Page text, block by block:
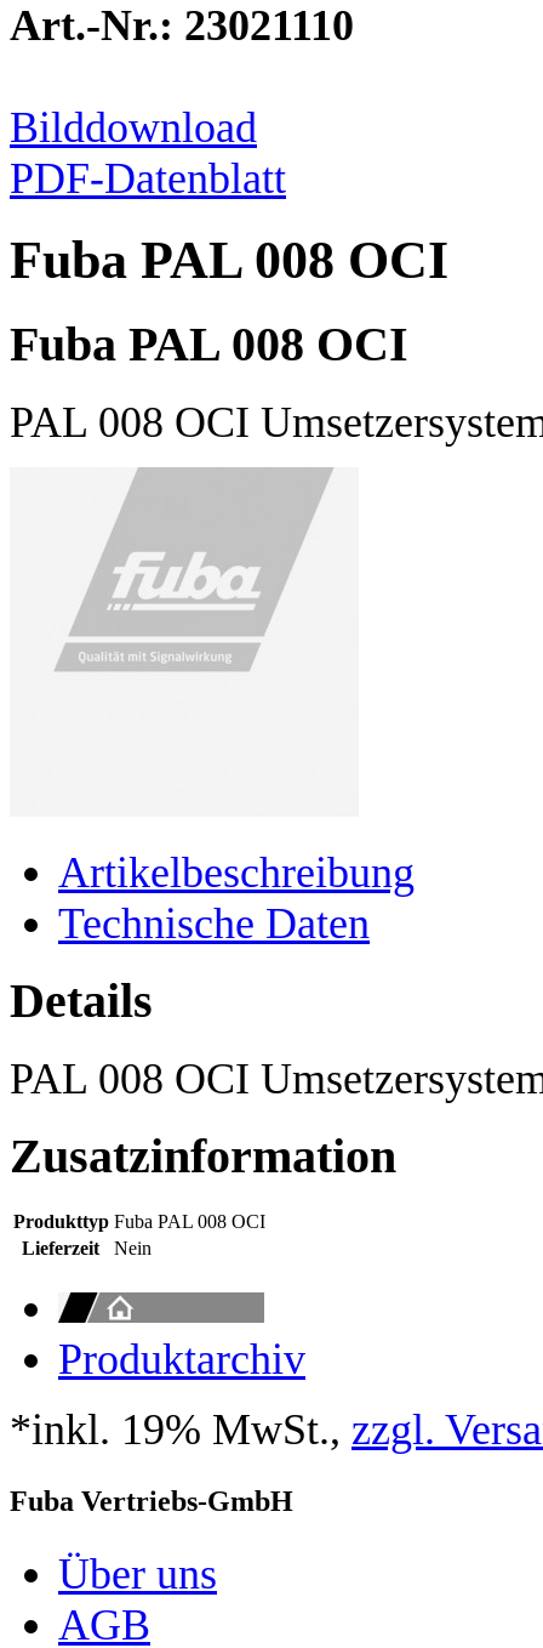
Art.-Nr.: 23021110
Bilddownload
PDF-Datenblatt
Fuba PAL 008 OCI
Fuba PAL 008 OCI
PAL 008 OCI
Artikelbeschreibung
Technische Daten
Details
PAL 008 OCI
Zusatzinformation
Produkttyp Fuba PAL 008 OCI
Lieferzeit
Nein
Produktarchiv
*inkl. 19% MwSt., zzgl.
Fuba Vertriebs-GmbH
Über uns
AGB